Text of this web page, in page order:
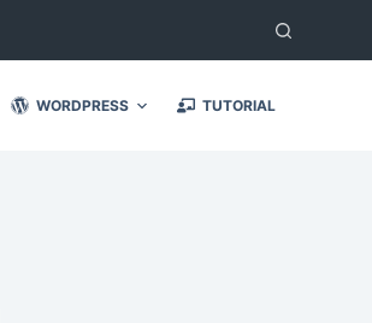
WORDPRESS TUTORIAL